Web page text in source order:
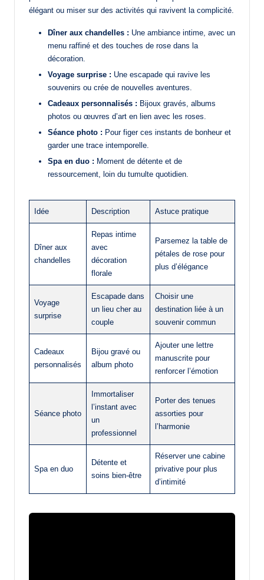
élégant ou miser sur des activités qui ravivent la complicité.
Dîner aux chandelles : Une ambiance intime, avec un
menu raffiné et des touches de rose dans la
décoration.
Voyage surprise : Une escapade qui ravive les
souvenirs ou crée de nouvelles aventures.
Cadeaux personnalisés : Bijoux gravés, albums
photos ou œuvres d’art en lien avec les roses.
Séance photo : Pour figer ces instants de bonheur et
garder une trace intemporelle.
Spa en duo : Moment de détente et de
ressourcement, loin du tumulte quotidien.
Idée Description Astuce pratique
Dîner aux
chandelles
Repas intime
avec
décoration
florale
Parsemez la table de
pétales de rose pour
plus d’élégance
Voyage
surprise
Escapade dans
un lieu cher au
couple
Choisir une
destination liée à un
souvenir commun
Cadeaux
personnalisés
Bijou gravé ou
album photo
Ajouter une lettre
manuscrite pour
renforcer l’émotion
Séance photo
Immortaliser
l’instant avec
un
professionnel
Porter des tenues
assorties pour
l’harmonie
Spa en duo
Détente et
soins bien-être
Réserver une cabine
privative pour plus
d’intimité